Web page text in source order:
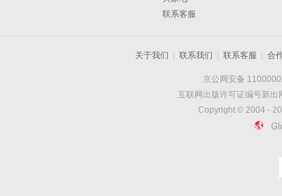
联系客服
关于我们 联系我们 联系客服 合
京公网安备
互联网出版许可证编号新出
Copyright © 2004 -